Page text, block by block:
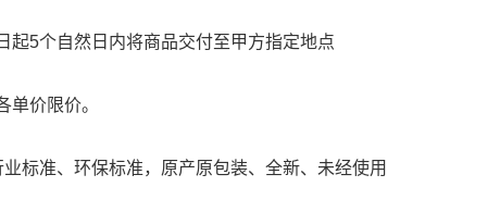
起5个自然日内将商品交付至甲方指定地点
价限价。
标准、环保标准，原产原包装、全新、未经使用